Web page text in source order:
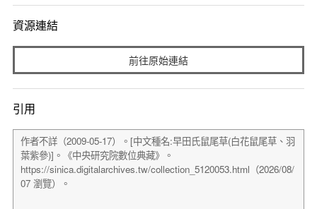
資源連結
前往原始連結
引用